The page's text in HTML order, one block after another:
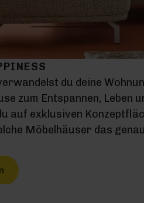
du deine
zum Entspannen, Leben
auf exklusiven
Möbelhäuser das